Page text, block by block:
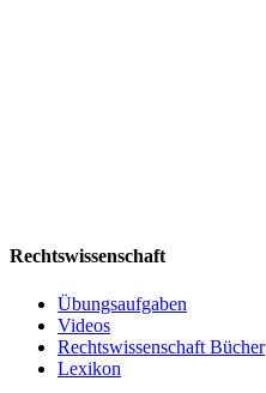
Rechtswissenschaft
Übungsaufgaben
Videos
Rechtswissenschaft Bücher
Lexikon